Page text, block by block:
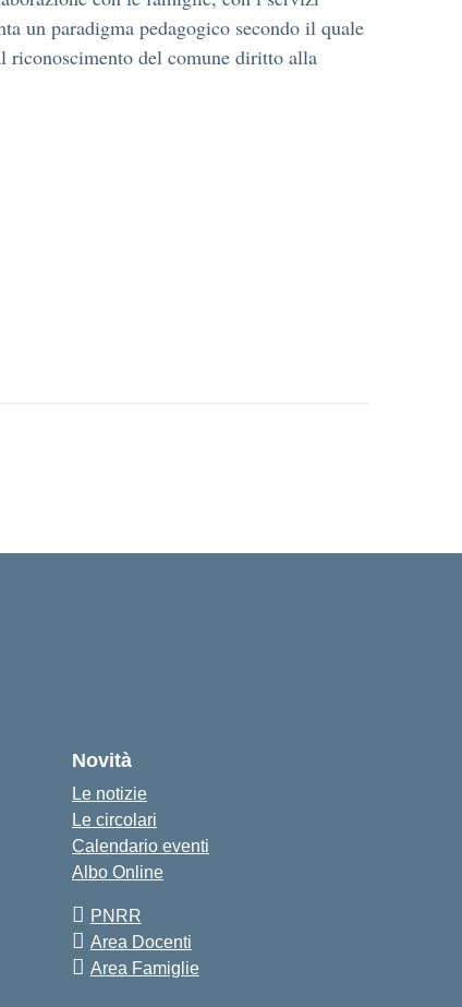
un paradigma pedagogico secondo il quale
riconoscimento del comune diritto alla
Novità
Le notizie
Le circolari
Calendario eventi
Albo Online
PNRR
Area Docenti
Area Famiglie